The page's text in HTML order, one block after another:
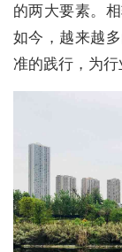
的两大要素。
如今，越来越
准的践行，为行